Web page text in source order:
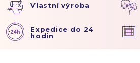
Vlastní výroba
Expedice do 24
hodin